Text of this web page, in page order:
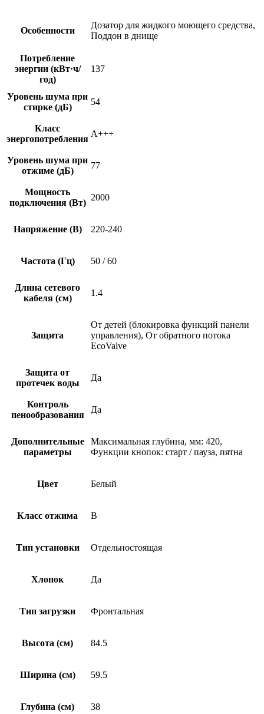
Особенности
Дозатор для жидкого моющего средства,
Поддон в днище
Потребление
энергии (кВт·ч/
год)
137
Уровень шума при
стирке (дБ)
54
Класс
энергопотребления
A+++
Уровень шума при
отжиме (дБ)
77
Мощность
подключения (Вт)
2000
Напряжение (В) 220-240
Частота (Гц) 50 / 60
Длина сетевого
кабеля (см)
1.4
Защита
От детей (блокировка функций панели
управления), От обратного потока
EcoValve
Защита от
протечек воды
Да
Контроль
пенообразования
Да
Дополнительные
параметры
Максимальная глубина, мм: 420,
Функции кнопок: старт / пауза, пятна
Цвет Белый
Класс отжима B
Тип установки Отдельностоящая
Хлопок Да
Тип загрузки Фронтальная
Высота (см) 84.5
Ширина (см) 59.5
Глубина (см) 38